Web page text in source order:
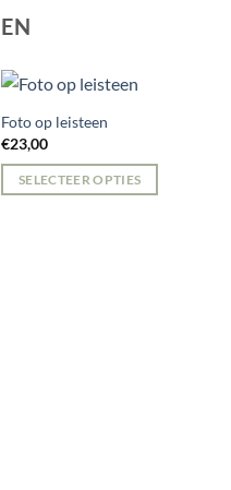
Foto op leisteen
€23,00
SELECTEER OPTIES